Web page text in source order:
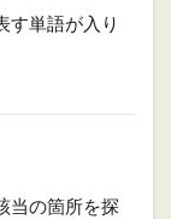
す単語が入り
当の箇所を探